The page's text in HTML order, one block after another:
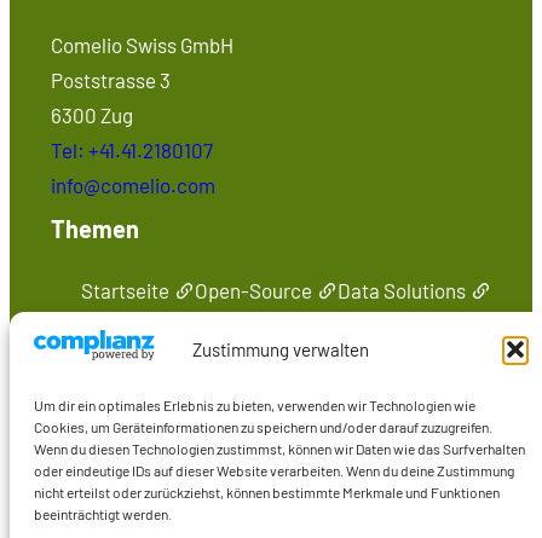
Zustimmung verwalten
Um dir ein optimales Erlebnis zu bieten, verwenden wir Technologien wie
Cookies, um Geräteinformationen zu speichern und/oder darauf zuzugreifen.
Wenn du diesen Technologien zustimmst, können wir Daten wie das Surfverhalten
oder eindeutige IDs auf dieser Website verarbeiten. Wenn du deine Zustimmung
nicht erteilst oder zurückziehst, können bestimmte Merkmale und Funktionen
beeinträchtigt werden.
Comelio Swiss GmbH
Poststrasse 3
6300 Zug
Tel: +41.41.2180107
info@comelio.com
Themen
Startseite Open-Source
Data Solutions
Präsenzen im Web
Marcus Wiederstein
Marco Skulschus
Seminare
Medien